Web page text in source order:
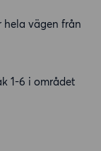
hela vägen från
1-6 i området